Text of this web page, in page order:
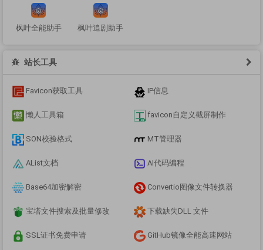
枫叶全能助手 枫叶追剧助手
站长工具
Favicon获取工具 IP信息
懒人工具箱 favicon自定义截屏制作
SON校验格式 MT管理器
AList文档 AI代码编程
Base64加密解密 Convertio图像文件转换器
宝塔文件搜索及批量修改 下载缺失DLL 文件
SSL证书免费申请 GitHub镜像全能高速网站